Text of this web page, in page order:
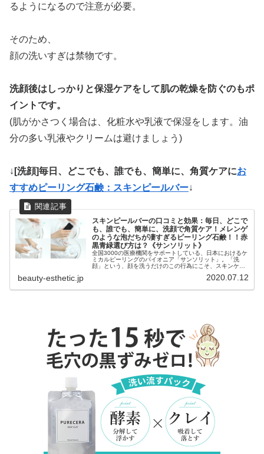
るようになるので注意が必要。
そのため、
顔の洗いすぎは禁物です。
洗顔後はしっかりと保湿ケアをして肌の乾燥を防ぐのもポ
イントです。
(肌がかさつく場合は、化粧水や乳液で保湿をします。油
分の多い乳液やクリームは避けましょう)
↓ [洗顔]毎日、どこでも、誰でも、簡単に、角質ケアにお
すすめピーリング石鹸：スキンピールバー↓
スキンピールバーの口コミと効果：毎日、どこで
も、誰でも、簡単に、洗顔で角質ケア！メレンゲ
のような泡だちが凄すぎるピーリング石鹸！！赤
黒青緑選び方は？《サンソリット》
全国3000の医療機関をサポートしている、日本におけるケ
ミカルピーリングのパイオニア「サンソリット」。「洗
顔」という、顔を洗うだけのこの行為にこそ、スキンケア
beauty-esthetic.jp 2020.07.12